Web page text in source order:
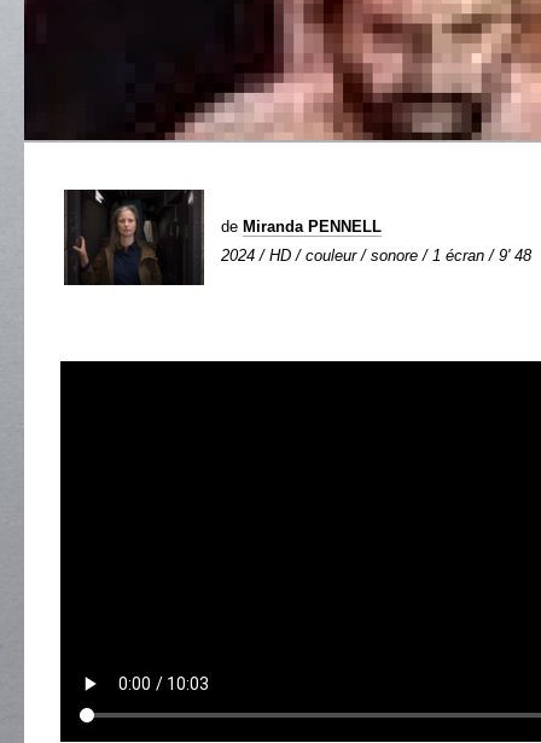
de Miranda PENNELL
2024 / HD / couleur / sonore / 1 écran / 9' 48